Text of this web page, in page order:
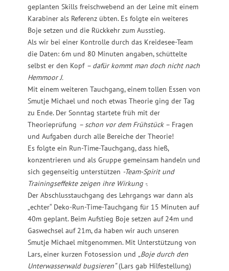
geplanten Skills freischwebend an der Leine mit einem
Karabiner als Referenz übten. Es folgte ein weiteres
Boje setzen und die Rückkehr zum Ausstieg.
Als wir bei einer Kontrolle durch das Kreidesee-Team
die Daten: 6m und 80 Minuten angaben, schüttelte
selbst er den Kopf – dafür kommt man doch nicht nach
HemmoorJ.
Mit einem weiteren Tauchgang, einem tollen Essen von
Smutje Michael und noch etwas Theorie ging der Tag
zu Ende. Der Sonntag startete früh mit der
Theorieprüfung – schon vor dem Frühstück – Fragen
und Aufgaben durch alle Bereiche der Theorie!
Es folgte ein Run-Time-Tauchgang, dass hieß,
konzentrieren und als Gruppe gemeinsam handeln und
sich gegenseitig unterstützen -Team-Spirit und
Trainingseffekte zeigen ihre Wirkung -.
Der Abschlusstauchgang des Lehrgangs war dann als
„echter“ Deko-Run-Time-Tauchgang für 15 Minuten auf
40m geplant. Beim Aufstieg Boje setzen auf 24m und
Gaswechsel auf 21m, da haben wir auch unseren
Smutje Michael mitgenommen. Mit Unterstützung von
Lars, einer kurzen Fotosession und „Boje durch den
Unterwasserwald bugsieren“(Lars gab Hilfestellung)